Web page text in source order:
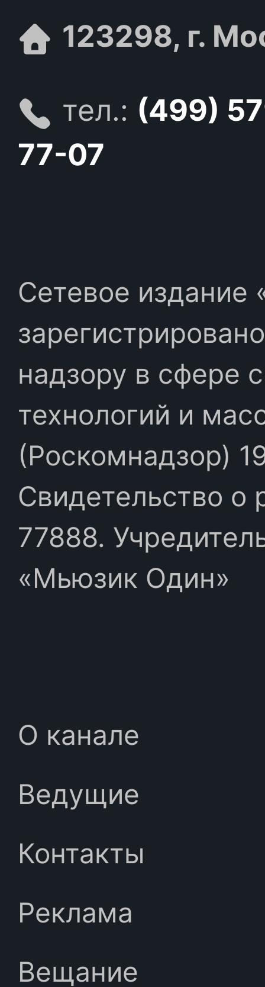
123298, г.
тел.: (499)
77-07
Сетевое издание
надзору в сфере
технологий и
(Роскомнадзор)
Свидетельство
77888.
«Мьюзик Один»
О канале
Ведущие
Контакты
Реклама
Вещание